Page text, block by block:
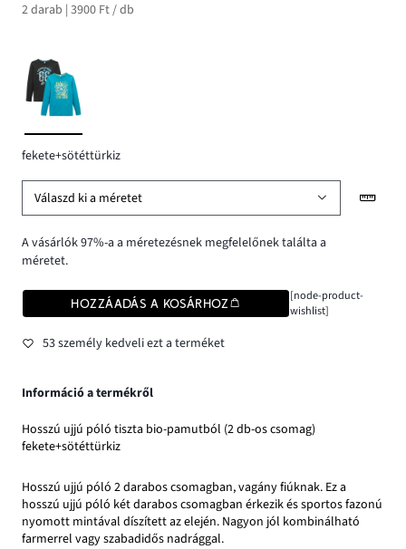
2 darab | 3900 Ft / db
fekete+sötéttürkiz
Válaszd ki a méretet
A vásárlók 97%-a a méretezésnek megfelelőnek találta a
méretet.
HOZZÁADÁS A KOSÁRHOZ
[node-product-
wishlist]
53 személy kedveli ezt a terméket
Információ a termékről
Hosszú ujjú póló tiszta bio-pamutból (2 db-os csomag)
fekete+sötéttürkiz
Hosszú ujjú póló 2 darabos csomagban, vagány fiúknak. Ez a
hosszú ujjú póló két darabos csomagban érkezik és sportos fazonú
nyomott mintával díszített az elején. Nagyon jól kombinálható
farmerrel vagy szabadidős nadrággal.